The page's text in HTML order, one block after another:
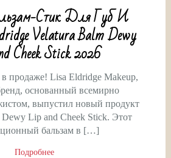
Стик Для Губ И
Velatura Balm Dewy
Cheek Stick 2026
продаже! Lisa Eldridge Makeup,
основанный всемирно
выпустил новый продукт
Dewy Lip and Cheek Stick. Этот
бальзам в […]
Подробнее